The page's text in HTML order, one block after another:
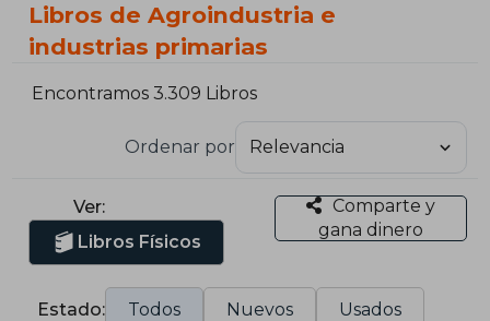
Libros de Agroindustria e
industrias primarias
Encontramos 3.309 Libros
Ordenar por
Ver:
Libros Físicos
Comparte y
gana dinero
Estado: Todos Nuevos Usados